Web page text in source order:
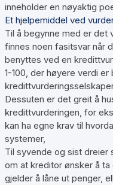
inneholder en nøyaktig
Et hjelpemiddel ved
Til å begynne med er
finnes noen fasitsvar når
benyttes ved en
1-100, der høyere verdi er
Dessuten er det greit å
kredittvurderingen, for
kan ha egne krav til
systemer,
Til syvende og sist dreier
om at kreditor ønsker å
gjelder å låne ut penger,